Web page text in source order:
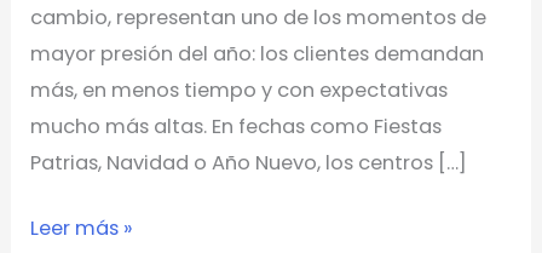
cambio, representan uno de los momentos de
mayor presión del año: los clientes demandan
más, en menos tiempo y con expectativas
mucho más altas. En fechas como Fiestas
Patrias, Navidad o Año Nuevo, los centros […]
Leer más »